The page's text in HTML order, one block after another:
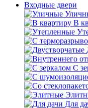
Входные двери
В
С
Для